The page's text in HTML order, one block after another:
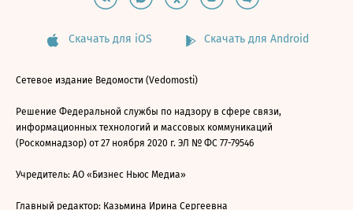
Скачать для iOS Скачать для Android
Сетевое издание Ведомости (Vedomosti)
Решение Федеральной службы по надзору в сфере связи,
информационных технологий и массовых коммуникаций
(Роскомнадзор) от 27 ноября 2020 г. ЭЛ № ФС 77-79546
Учредитель: АО «Бизнес Ньюс Медиа»
Главный редактор: Казьмина Ирина Сергеевна